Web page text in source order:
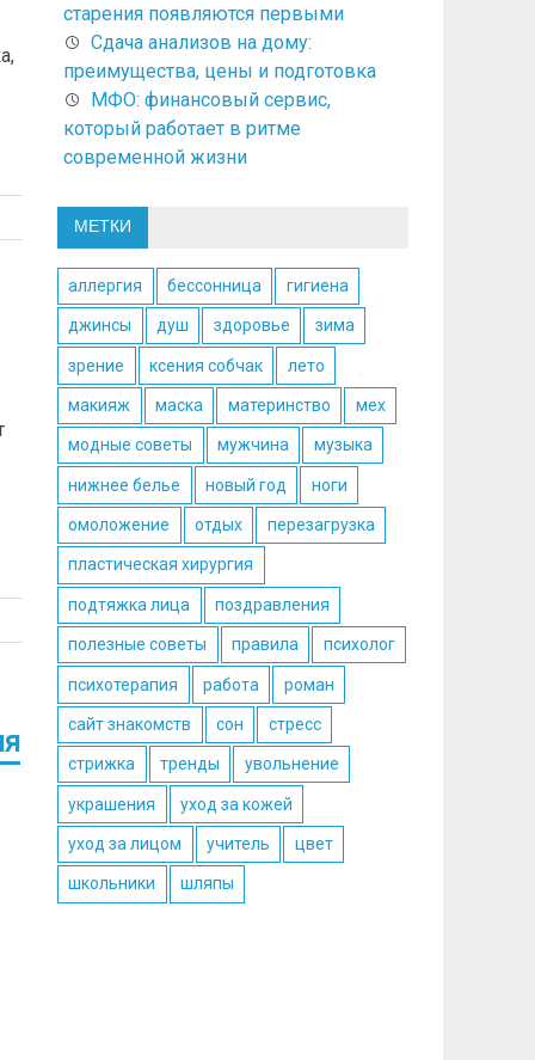
старения появляются первыми
Сдача анализов на дому:
преимущества, цены и подготовка
МФО: финансовый сервис,
который работает в ритме
современной жизни
МЕТКИ
аллергия бессонница гигиена
джинсы душ здоровье зима
зрение ксения собчак лето
макияж маска материнство мех
модные советы мужчина музыка
нижнее белье новый год ноги
омоложение отдых перезагрузка
пластическая хирургия
подтяжка лица поздравления
полезные советы правила психолог
психотерапия работа роман
сайт знакомств сон стресс
стрижка тренды увольнение
украшения уход за кожей
уход за лицом учитель цвет
школьники шляпы